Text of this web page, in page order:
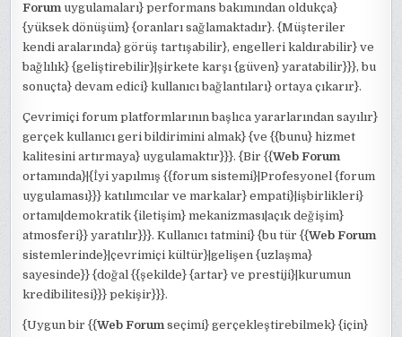
Forumuygulamaları} performans bakımından oldukça}
{yüksek dönüşüm} {oranları sağlamaktadır}. {Müşteriler
kendi aralarında} görüş tartışabilir}, engelleri kaldırabilir} ve
bağlılık} {geliştirebilir}|şirkete karşı {güven} yaratabilir}}}, bu
sonuçta} devam edici} kullanıcı bağlantıları} ortaya çıkarır}.
Çevrimiçi forum platformlarının başlıca yararlarından sayılır}
gerçek kullanıcı geri bildirimini almak} {ve {{bunu} hizmet
kalitesini artırmaya} uygulamaktır}}}. {Bir {{Web Forum
ortamında}|{İyi yapılmış {{forum sistemi}|Profesyonel {forum
uygulaması}}} katılımcılar ve markalar} empati}|işbirlikleri}
ortamı|demokratik {iletişim} mekanizması|açık değişim}
atmosferi}} yaratılır}}}. Kullanıcı tatmini} {bu tür {{Web Forum
sistemlerinde}|çevrimiçi kültür}|gelişen {uzlaşma}
sayesinde}} {doğal {{şekilde} {artar} ve prestiji}|kurumun
kredibilitesi}}} pekişir}}}.
{Uygun bir {{Web Forumseçimi} gerçekleştirebilmek} {için}